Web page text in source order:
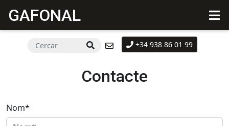
+34 938 86 01 99
GAFONAL
Contacte
Nom*